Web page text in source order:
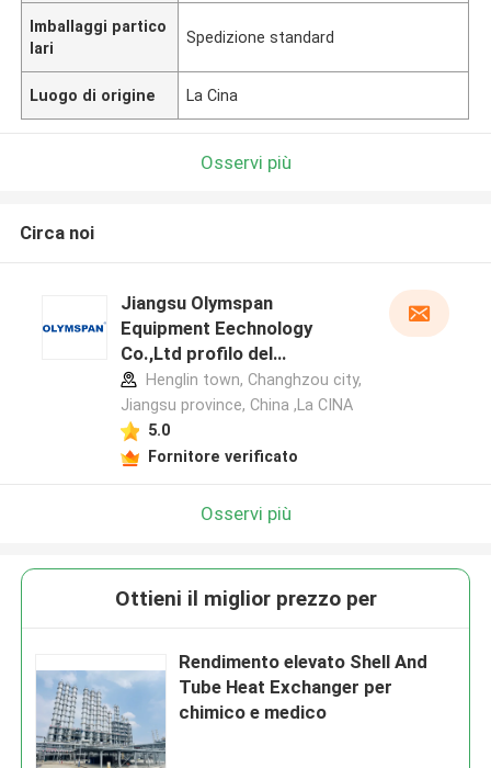
Imballaggi partico
lari
Spedizione standard
Luogo di origine La Cina
Osservi più
Circa noi
Jiangsu Olymspan
Equipment Eechnology
Co.,Ltd profilo del
produttore
Henglin town, Changhzou city,
Jiangsu province, China ,La CINA
5.0
Fornitore verificato
Osservi più
Ottieni il miglior prezzo per
Rendimento elevato Shell And
Tube Heat Exchanger per
chimico e medico